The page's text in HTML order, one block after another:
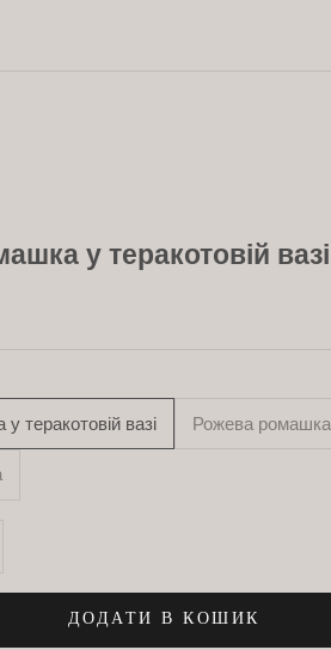
у теракотовій вазі
теракотовій вазі Рожева ромашка
ДОДАТИ В КОШИК